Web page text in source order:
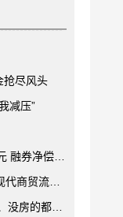
抢尽风头
减压”
还4.02万股
流通体系
的都要会算